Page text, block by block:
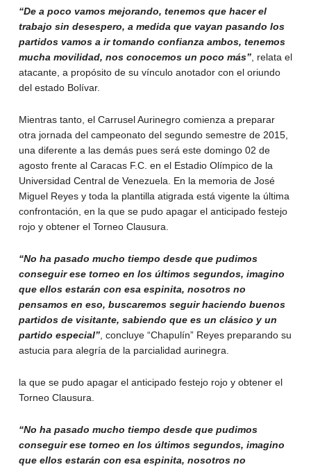
“De a poco vamos mejorando, tenemos que hacer el
trabajo sin desespero, a medida que vayan pasando los
partidos vamos a ir tomando confianza ambos, tenemos
mucha movilidad, nos conocemos un poco más”, relata el
atacante, a propósito de su vínculo anotador con el oriundo
del estado Bolívar.
Mientras tanto, el Carrusel Aurinegro comienza a preparar
otra jornada del campeonato del segundo semestre de 2015,
una diferente a las demás pues será este domingo 02 de
agosto frente al Caracas F.C. en el Estadio Olímpico de la
Universidad Central de Venezuela. En la memoria de José
Miguel Reyes y toda la plantilla atigrada está vigente la última
confrontación, en la que se pudo apagar el anticipado festejo
rojo y obtener el Torneo Clausura.
“No ha pasado mucho tiempo desde que pudimos
conseguir ese torneo en los últimos segundos, imagino
que ellos estarán con esa espinita, nosotros no
pensamos en eso, buscaremos seguir haciendo buenos
partidos de visitante, sabiendo que es un clásico y un
partido especial”, concluye “Chapulín” Reyes preparando su
astucia para alegría de la parcialidad aurinegra.
la que se pudo apagar el anticipado festejo rojo y obtener el
Torneo Clausura.
“No ha pasado mucho tiempo desde que pudimos
conseguir ese torneo en los últimos segundos, imagino
que ellos estarán con esa espinita, nosotros no